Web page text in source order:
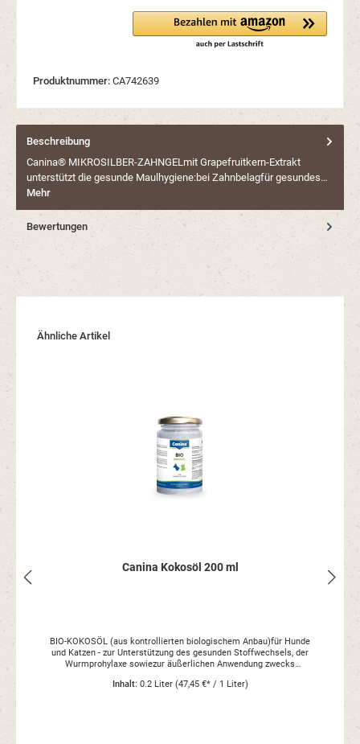
Produktnummer: CA742639
Beschreibung
Canina® MIKROSILBER-ZAHNGELmit Grapefruitkern-Extrakt
unterstützt die gesunde Maulhygiene:bei Zahnbelagfür gesundes…
Mehr
Bewertungen
Produktgalerie überspringen
Ähnliche Artikel
Canina Kokosöl 200 ml
BIO-KOKOSÖL (aus kontrollierten biologischem Anbau)für Hunde
und Katzen - zur Unterstützung des gesunden Stoffwechsels, der
Wurmprohylaxe sowiezur äußerlichen Anwendung zwecks
und KatzenCanina® BIO-KOKOSÖL ist ein reines
Inhalt: 0.2 Liter (47,45 €* / 1 Liter)